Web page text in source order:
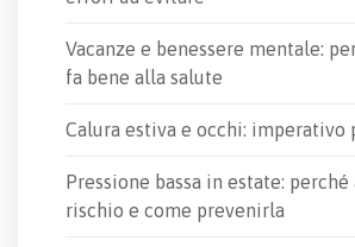
Vacanze e benessere mentale:
fa bene alla salute
Calura estiva e occhi: imperativo
Pressione bassa in estate:
rischio e come prevenirla